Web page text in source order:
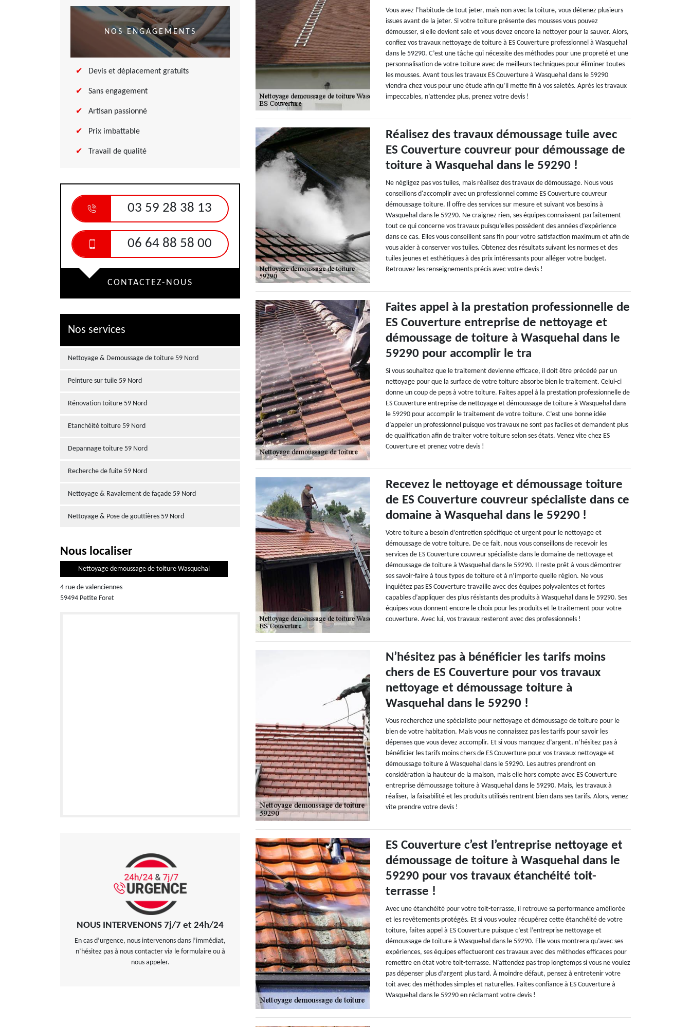
NOS ENGAGEMENTS
Devis et déplacement gratuits
Sans engagement
Artisan passionné
Prix imbattable
Travail de qualité
03 59 28 38 13
06 64 88 58 00
CONTACTEZ-NOUS
Nos services
Nettoyage & Demoussage de toiture 59 Nord
Peinture sur tuile 59 Nord
Rénovation toiture 59 Nord
Etanchéité toiture 59 Nord
Depannage toiture 59 Nord
Recherche de fuite 59 Nord
Nettoyage & Ravalement de façade 59 Nord
Nettoyage & Pose de gouttières 59 Nord
Nous localiser
Nettoyage demoussage de toiture Wasquehal
4 rue de valenciennes
59494 Petite Foret
NOUS INTERVENONS 7j/7 et 24h/24
En cas d’urgence, nous intervenons dans l’immédiat,
n’hésitez pas à nous contacter via le formulaire ou à
nous appeler.
Vous avez l’habitude de tout jeter, mais non avec la toiture, vous détenez plusieurs
issues avant de la jeter. Si votre toiture présente des mousses vous pouvez
démousser, si elle devient sale et vous devez encore la nettoyer pour la sauver. Alors,
confiez vos travaux nettoyage de toiture à ES Couverture professionnel à Wasquehal
dans le 59290. C’est une tâche qui nécessite des méthodes pour une propreté et une
personnalisation de votre toiture avec de meilleurs techniques pour éliminer toutes
les mousses. Avant tous les travaux ES Couverture à Wasquehal dans le 59290
viendra chez vous pour une étude afin qu’il mette fin à vos saletés. Après les travaux
impeccables, n’attendez plus, prenez votre devis !
Réalisez des travaux démoussage tuile avec
ES Couverture couvreur pour démoussage de
toiture à Wasquehal dans le 59290 !
Ne négligez pas vos tuiles, mais réalisez des travaux de démoussage. Nous vous
conseillons d'accomplir avec un professionnel comme ES Couverture couvreur
démoussage toiture. Il offre des services sur mesure et suivant vos besoins à
Wasquehal dans le 59290. Ne craignez rien, ses équipes connaissent parfaitement
tout ce qui concerne vos travaux puisqu’elles possèdent des années d’expérience
dans ce cas. Elles vous conseillent sans fin pour votre satisfaction maximum et afin de
vous aider à conserver vos tuiles. Obtenez des résultats suivant les normes et des
tuiles jeunes et esthétiques à des prix intéressants pour alléger votre budget.
Retrouvez les renseignements précis avec votre devis !
Faites appel à la prestation professionnelle de
ES Couverture entreprise de nettoyage et
démoussage de toiture à Wasquehal dans le
59290 pour accomplir le tra
Si vous souhaitez que le traitement devienne efficace, il doit être précédé par un
nettoyage pour que la surface de votre toiture absorbe bien le traitement. Celui-ci
donne un coup de peps à votre toiture. Faites appel à la prestation professionnelle de
ES Couverture entreprise de nettoyage et démoussage de toiture à Wasquehal dans
le 59290 pour accomplir le traitement de votre toiture. C’est une bonne idée
d’appeler un professionnel puisque vos travaux ne sont pas faciles et demandent plus
de qualification afin de traiter votre toiture selon ses états. Venez vite chez ES
Couverture et prenez votre devis !
Recevez le nettoyage et démoussage toiture
de ES Couverture couvreur spécialiste dans ce
domaine à Wasquehal dans le 59290 !
Votre toiture a besoin d’entretien spécifique et urgent pour le nettoyage et
démoussage de votre toiture. De ce fait, nous vous conseillons de recevoir les
services de ES Couverture couvreur spécialiste dans le domaine de nettoyage et
démoussage de toiture à Wasquehal dans le 59290. Il reste prêt à vous démontrer
ses savoir-faire à tous types de toiture et à n’importe quelle région. Ne vous
inquiétez pas ES Couverture travaille avec des équipes polyvalentes et fortes
capables d’appliquer des plus résistants des produits à Wasquehal dans le 59290. Ses
équipes vous donnent encore le choix pour les produits et le traitement pour votre
couverture. Avec lui, vos travaux resteront avec des professionnels !
N’hésitez pas à bénéficier les tarifs moins
chers de ES Couverture pour vos travaux
nettoyage et démoussage toiture à
Wasquehal dans le 59290 !
Vous recherchez une spécialiste pour nettoyage et démoussage de toiture pour le
bien de votre habitation. Mais vous ne connaissez pas les tarifs pour savoir les
dépenses que vous devez accomplir. Et si vous manquez d’argent, n’hésitez pas à
bénéficier les tarifs moins chers de ES Couverture pour vos travaux nettoyage et
démoussage toiture à Wasquehal dans le 59290. Les autres prendront en
considération la hauteur de la maison, mais elle hors compte avec ES Couverture
entreprise démoussage toiture à Wasquehal dans le 59290. Mais, les travaux à
réaliser, la faisabilité et les produits utilisés rentrent bien dans ses tarifs. Alors, venez
vite prendre votre devis !
ES Couverture c’est l’entreprise nettoyage et
démoussage de toiture à Wasquehal dans le
59290 pour vos travaux étanchéité toit-
terrasse !
Avec une étanchéité pour votre toit-terrasse, il retrouve sa performance améliorée
et les revêtements protégés. Et si vous voulez récupérez cette étanchéité de votre
toiture, faites appel à ES Couverture puisque c’est l’entreprise nettoyage et
démoussage de toiture à Wasquehal dans le 59290. Elle vous montrera qu’avec ses
expériences, ses équipes effectueront ces travaux avec des méthodes efficaces pour
remettre en état votre toit-terrasse. N’attendez pas trop longtemps si vous ne voulez
pas dépenser plus d’argent plus tard. À moindre défaut, pensez à entretenir votre
toit avec des méthodes simples et naturelles. Faites confiance à ES Couverture à
Wasquehal dans le 59290 en réclamant votre devis !